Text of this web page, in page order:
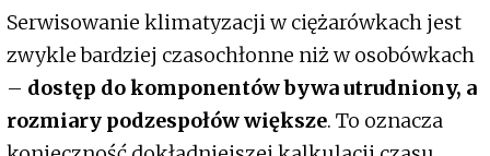
Serwisowanie klimatyzacji w ciężarówkach jest
zwykle bardziej czasochłonne niż w osobówkach
– dostęp do komponentów bywa utrudniony, a
rozmiary podzespołów większe. To oznacza